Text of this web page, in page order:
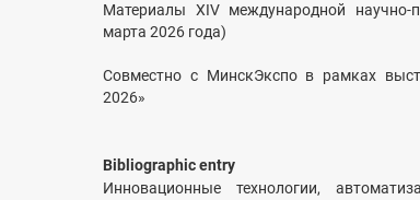
Материалы ХIV международной научно-
марта 2026 года)
Совместно с МинскЭкспо в рамках
2026»
Bibliographic entry
Инновационные технологии,